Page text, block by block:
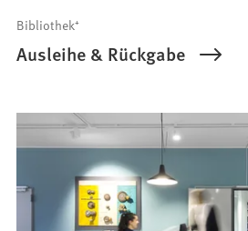
Bibliothek⁺
Ausleihe & Rückgabe